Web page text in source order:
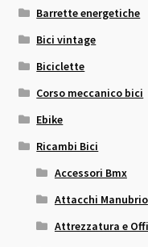
Barrette energetiche
Bici vintage
Biciclette
Corso meccanico bici
Ebike
Ricambi Bici
Accessori Bmx
Attacchi Manubrio
Attrezzatura e